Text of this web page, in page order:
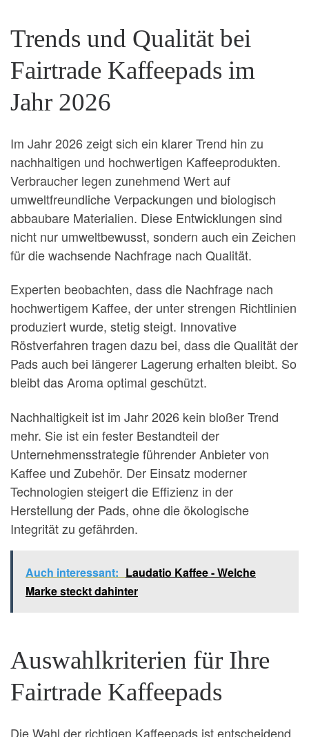
Trends und Qualität bei
Fairtrade Kaffeepads im
Jahr 2026
Im Jahr 2026 zeigt sich ein klarer Trend hin zu
nachhaltigen und hochwertigen Kaffeeprodukten.
Verbraucher legen zunehmend Wert auf
umweltfreundliche Verpackungen und biologisch
abbaubare Materialien. Diese Entwicklungen sind
nicht nur umweltbewusst, sondern auch ein Zeichen
für die wachsende Nachfrage nach Qualität.
Experten beobachten, dass die Nachfrage nach
hochwertigem Kaffee, der unter strengen Richtlinien
produziert wurde, stetig steigt. Innovative
Röstverfahren tragen dazu bei, dass die Qualität der
Pads auch bei längerer Lagerung erhalten bleibt. So
bleibt das Aroma optimal geschützt.
Nachhaltigkeit ist im Jahr 2026 kein bloßer Trend
mehr. Sie ist ein fester Bestandteil der
Unternehmensstrategie führender Anbieter von
Kaffee und Zubehör. Der Einsatz moderner
Technologien steigert die Effizienz in der
Herstellung der Pads, ohne die ökologische
Integrität zu gefährden.
Auch interessant: Laudatio Kaffee - Welche
Marke steckt dahinter
Auswahlkriterien für Ihre
Fairtrade Kaffeepads
Die Wahl der richtigen Kaffeepads ist entscheidend